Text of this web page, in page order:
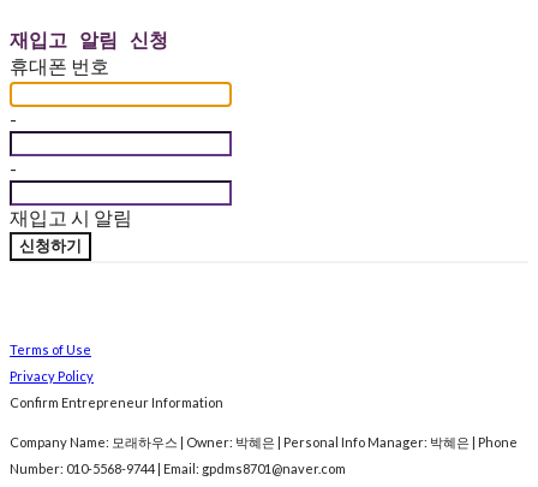
재입고 알림 신청
휴대폰 번호
-
-
재입고 시 알림
신청하기
Terms of Use
Privacy Policy
Confirm Entrepreneur Information
Company Name: 모래하우스 | Owner: 박혜은 | Personal Info Manager: 박혜은 | Phone
Number: 010-5568-9744 | Email: gpdms8701@naver.com